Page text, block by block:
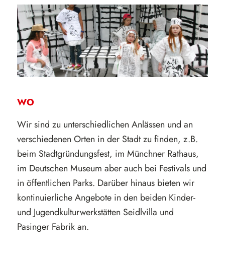
WO
Wir sind zu unterschiedlichen Anlässen und an
verschiedenen Orten in der Stadt zu finden, z.B.
beim Stadtgründungsfest, im Münchner Rathaus,
im Deutschen Museum aber auch bei Festivals und
in öffentlichen Parks. Darüber hinaus bieten wir
kontinuierliche Angebote in den beiden Kinder-
und Jugendkulturwerkstätten Seidlvilla und
Pasinger Fabrik an.